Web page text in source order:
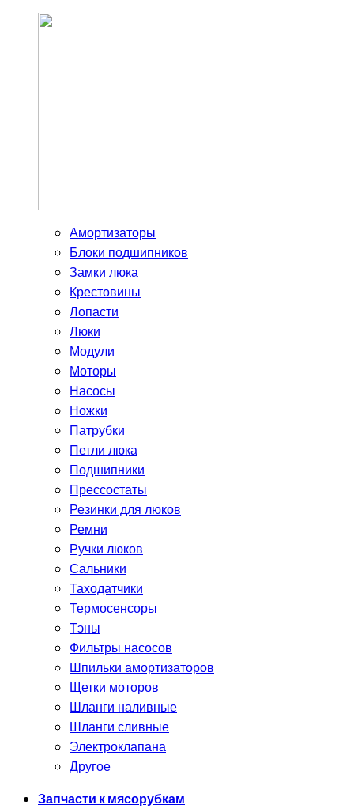
Амортизаторы
Блоки подшипников
Замки люка
Крестовины
Лопасти
Люки
Модули
Моторы
Насосы
Ножки
Патрубки
Петли люка
Подшипники
Прессостаты
Резинки для люков
Ремни
Ручки люков
Сальники
Таходатчики
Термосенсоры
Тэны
Фильтры насосов
Шпильки амортизаторов
Щетки моторов
Шланги наливные
Шланги сливные
Электроклапана
Другое
Запчасти к мясорубкам